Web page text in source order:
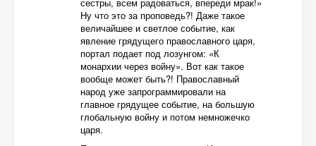
сестры, всем радоваться, впереди мрак!»
Ну что это за проповедь?! Даже такое
величайшее и светлое событие, как
явление грядущего православного царя,
портал подает под лозунгом: «К
монархии через войну». Вот как такое
вообще может быть?! Православный
народ уже запрограммировали на
главное грядущее событие, на большую
глобальную войну и потом немножечко
царя.